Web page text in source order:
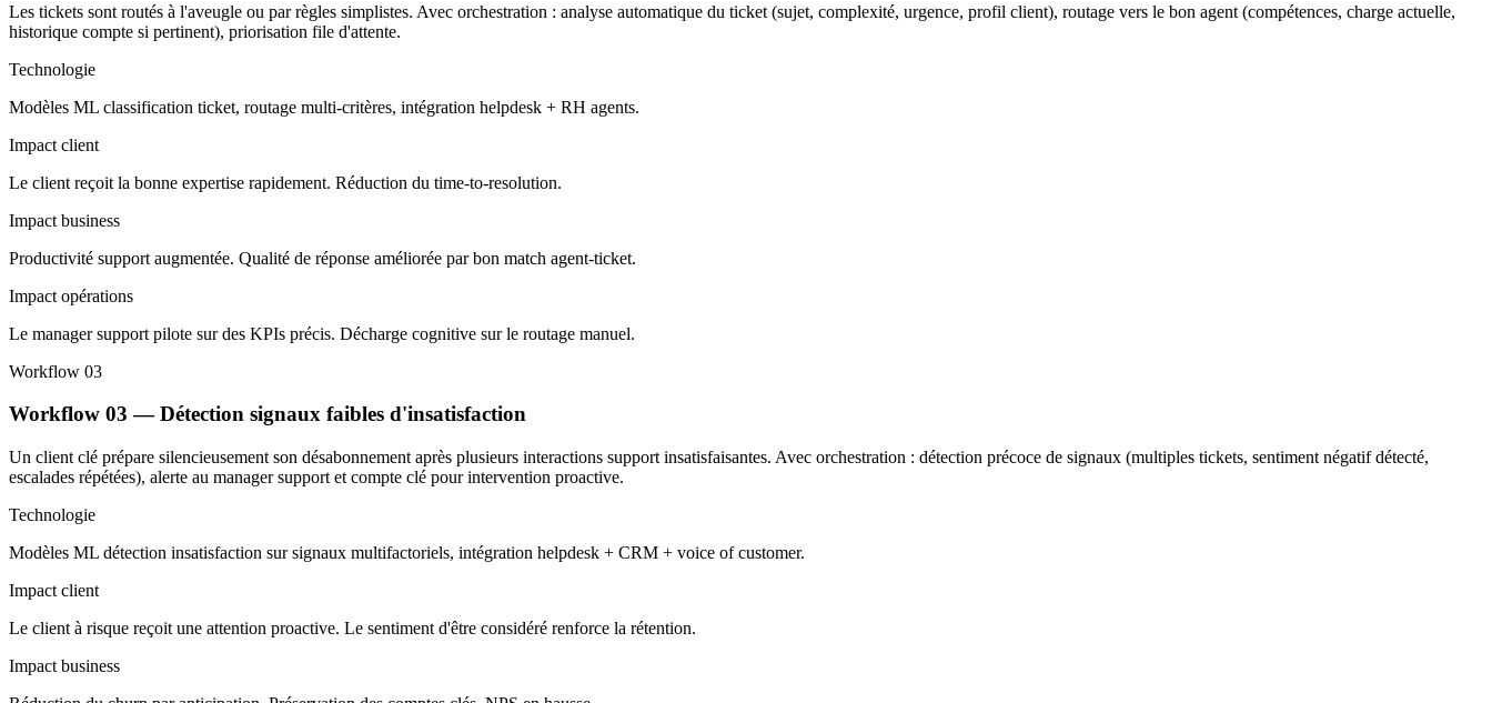
Les tickets sont routés à l'aveugle ou par règles simplistes. Avec orchestration : analyse automatique du ticket (sujet, complexité, urgence, profil client), routage vers le bon agent (compétences, charge actuelle,
historique compte si pertinent), priorisation file d'attente.
Technologie
Modèles ML classification ticket, routage multi-critères, intégration helpdesk + RH agents.
Impact client
Le client reçoit la bonne expertise rapidement. Réduction du time-to-resolution.
Impact business
Productivité support augmentée. Qualité de réponse améliorée par bon match agent-ticket.
Impact opérations
Le manager support pilote sur des KPIs précis. Décharge cognitive sur le routage manuel.
Workflow 03
Workflow 03 — Détection signaux faibles d'insatisfaction
Un client clé prépare silencieusement son désabonnement après plusieurs interactions support insatisfaisantes. Avec orchestration : détection précoce de signaux (multiples tickets, sentiment négatif détecté,
escalades répétées), alerte au manager support et compte clé pour intervention proactive.
Technologie
Modèles ML détection insatisfaction sur signaux multifactoriels, intégration helpdesk + CRM + voice of customer.
Impact client
Le client à risque reçoit une attention proactive. Le sentiment d'être considéré renforce la rétention.
Impact business